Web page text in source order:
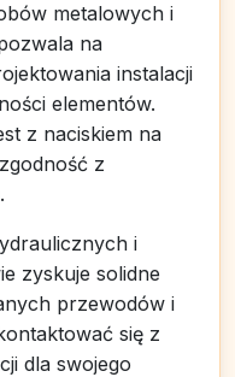
metalowych i
na
instalacji
elementów.
z naciskiem na
z
i
zyskuje solidne
przewodów i
się z
dla swojego